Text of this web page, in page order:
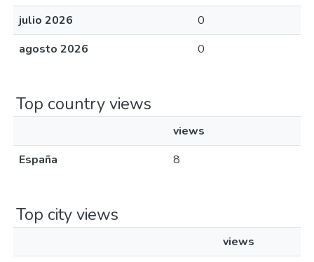
julio 2026
0
agosto 2026
0
Top country views
views
España
8
Top city views
views